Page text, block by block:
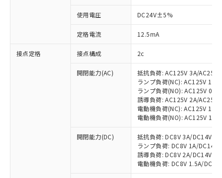
使用電圧 DC24V±5%
定格電流 12.5mA
接点定格 接点構成 2c
開閉能力(AC)
抵抗負荷: AC125V 3A/
ランプ負荷(NC): AC125V 1A/
ランプ負荷(NO): AC125V
誘導負荷: AC125V 2A/
電動機負荷(NC): AC125V
電動機負荷(NO): AC125V 1A/
開閉能力(DC)
抵抗負荷: DC8V 3A/DC14V
ランプ負荷: DC8V 1A/
誘導負荷: DC8V 2A/DC14V
電動機負荷: DC8V 1.5A/